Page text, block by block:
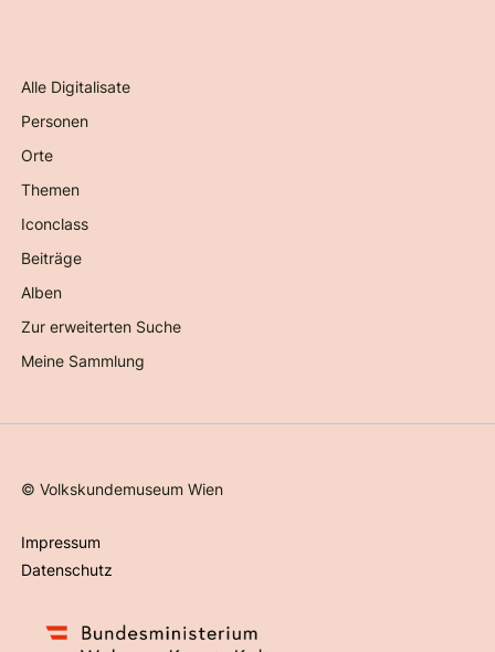
Alle Digitalisate
Personen
Orte
Themen
Iconclass
Beiträge
Alben
Zur erweiterten Suche
Meine Sammlung
©Volkskundemuseum Wien
Impressum
Datenschutz